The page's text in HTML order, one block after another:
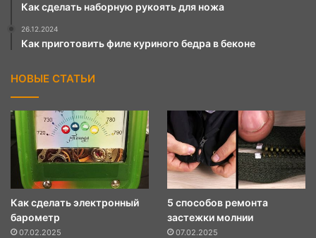
Как сделать наборную рукоять для ножа
26.12.2024
Как приготовить филе куриного бедра в беконе
НОВЫЕ СТАТЬИ
Как сделать электронный
барометр
07.02.2025
5 способов ремонта
застежки молнии
07.02.2025